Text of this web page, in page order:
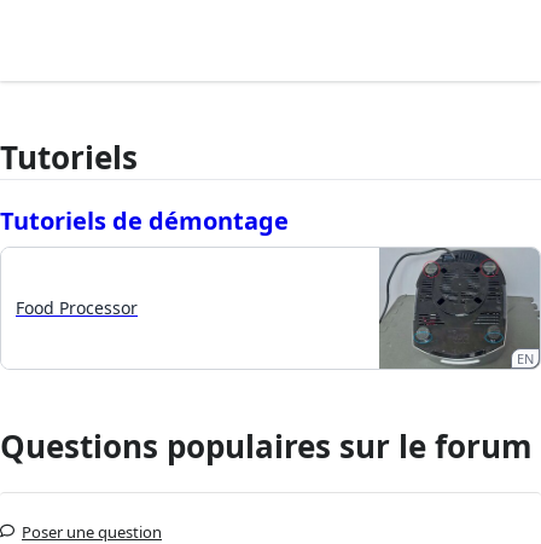
Tutoriels
Tutoriels de démontage
Food Processor
EN
Questions populaires sur le forum
Poser une question